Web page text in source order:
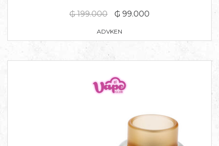
₲ 199.000 ₲ 99.000
ADVKEN